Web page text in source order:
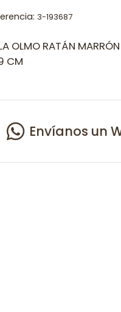
3-193687
OLMO RATÁN
CM
Envíanos un